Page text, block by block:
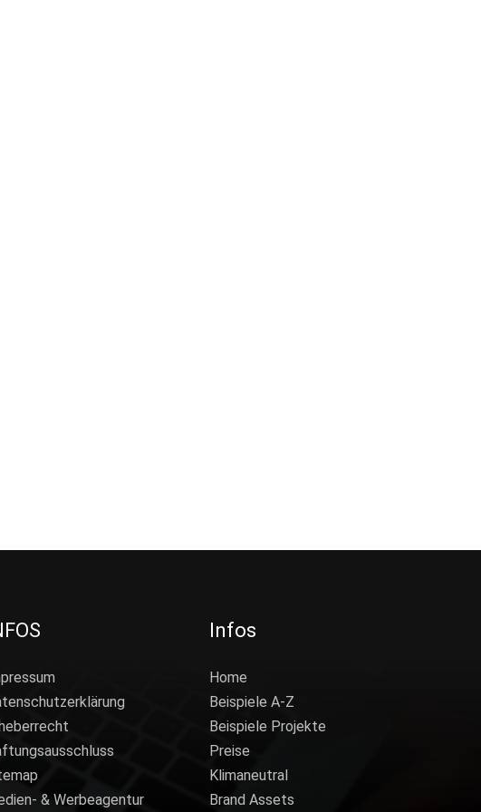
& Werbeagentur
Infos
Home
Beispiele A-Z
Beispiele Projekte
Preise
Klimaneutral
Brand Assets